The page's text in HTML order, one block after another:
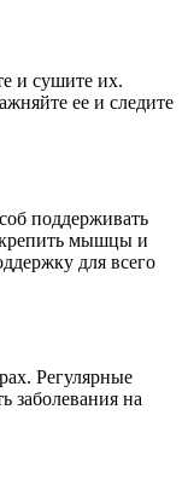
и сушите их.
ее и следите
поддерживать
мышцы и
для всего
Регулярные
заболевания на